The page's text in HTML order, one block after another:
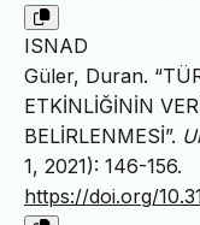
ISNAD
Güler, Duran.
ETKİNLİĞİNİN
BELİRLENMESİ”.
1, 2021): 146-156.
https://doi.org/